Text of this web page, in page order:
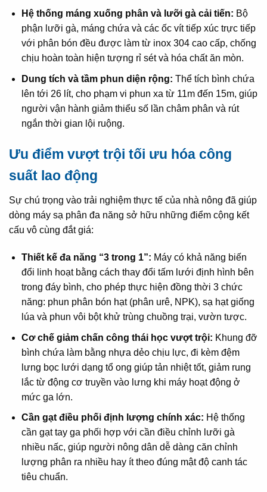
Hệ thống máng xuống phân và lưỡi gà cải tiến: Bộ
phận lưỡi gà, máng chứa và các ốc vít tiếp xúc trực tiếp
với phân bón đều được làm từ inox 304 cao cấp, chống
chịu hoàn toàn hiện tượng rỉ sét và hóa chất ăn mòn.
Dung tích và tầm phun diện rộng: Thể tích bình chứa
lên tới 26 lít, cho phạm vi phun xa từ 11m đến 15m, giúp
người vận hành giảm thiểu số lần châm phân và rút
ngắn thời gian lội ruộng.
Ưu điểm vượt trội tối ưu hóa công
suất lao động
Sự chú trọng vào trải nghiệm thực tế của nhà nông đã giúp
dòng máy sạ phân đa năng sở hữu những điểm cộng kết
cấu vô cùng đắt giá:
Thiết kế đa năng “3 trong 1”: Máy có khả năng biến
đổi linh hoạt bằng cách thay đổi tấm lưới định hình bên
trong đáy bình, cho phép thực hiện đồng thời 3 chức
năng: phun phân bón hạt (phân urê, NPK), sạ hạt giống
lúa và phun vôi bột khử trùng chuồng trại, vườn tược.
Cơ chế giảm chấn công thái học vượt trội: Khung đỡ
bình chứa làm bằng nhựa dẻo chịu lực, đi kèm đệm
lưng bọc lưới dạng tổ ong giúp tản nhiệt tốt, giảm rung
lắc từ động cơ truyền vào lưng khi máy hoạt động ở
mức ga lớn.
Cần gạt điều phối định lượng chính xác: Hệ thống
cần gạt tay ga phối hợp với cần điều chỉnh lưỡi gà
nhiều nấc, giúp người nông dân dễ dàng căn chỉnh
lượng phân ra nhiều hay ít theo đúng mật độ canh tác
tiêu chuẩn.